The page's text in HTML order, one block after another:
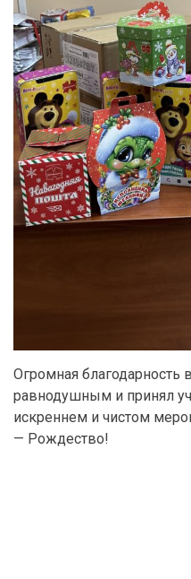
Огромная благодарность
равнодушным и принял
искреннем и чистом
— Рождество!